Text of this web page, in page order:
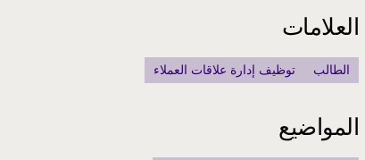
العلامات
الطالب توظيف إدارة علاقات العملاء
المواضيع